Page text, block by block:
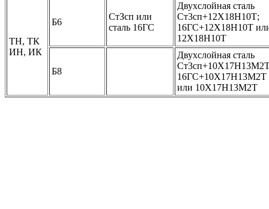
ТН, ТК
ИН, ИК
Б6
СтЗсп или
сталь 16ГС
Двухслойная сталь
Ст3сп+12Х18Н10Т;
16ГС+12Х18Н10Т
12Х18Н10Т
Б8
Двухслойная сталь
16ГС+10Х17Н13М2Т
или 10Х17Н13М2Т